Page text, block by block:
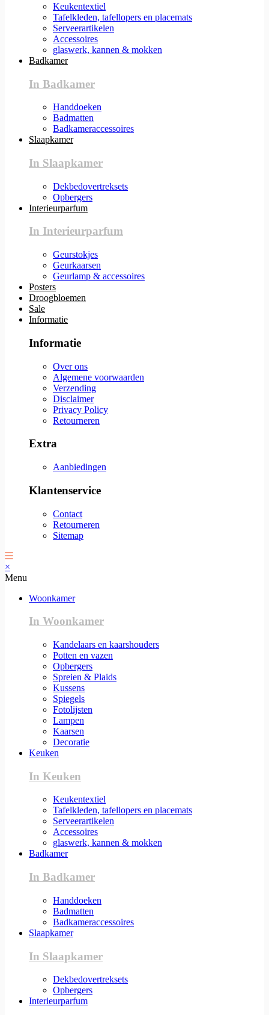
Keukentextiel
Tafelkleden, tafellopers en placemats
Serveerartikelen
Accessoires
glaswerk, kannen & mokken
Badkamer
In Badkamer
Handdoeken
Badmatten
Badkameraccessoires
Slaapkamer
In Slaapkamer
Dekbedovertreksets
Opbergers
Interieurparfum
In Interieurparfum
Geurstokjes
Geurkaarsen
Geurlamp & accessoires
Posters
Droogbloemen
Sale
Informatie
Informatie
Over ons
Algemene voorwaarden
Verzending
Disclaimer
Privacy Policy
Retourneren
Extra
Aanbiedingen
Klantenservice
Contact
Retourneren
Sitemap
×
Menu
Woonkamer
In Woonkamer
Kandelaars en kaarshouders
Potten en vazen
Opbergers
Spreien & Plaids
Kussens
Spiegels
Fotolijsten
Lampen
Kaarsen
Decoratie
Keuken
In Keuken
Keukentextiel
Tafelkleden, tafellopers en placemats
Serveerartikelen
Accessoires
glaswerk, kannen & mokken
Badkamer
In Badkamer
Handdoeken
Badmatten
Badkameraccessoires
Slaapkamer
In Slaapkamer
Dekbedovertreksets
Opbergers
Interieurparfum